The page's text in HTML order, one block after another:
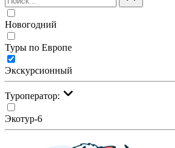
Новогодний
Туры по Европе
Экскурсионный
Туроператор:
Экотур-6